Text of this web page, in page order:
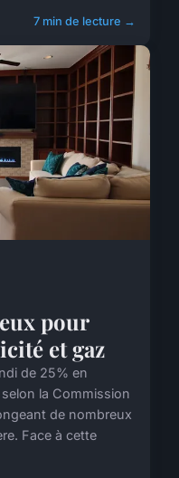
7 min de lecture →
pour
et gaz
de 25% en
la Commission
de nombreux
Face à cette